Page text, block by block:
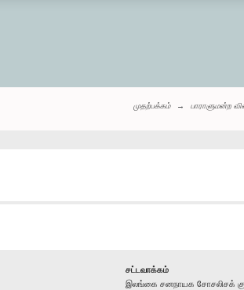
முதற்பக்கம் பாராளுமன்ற
சட்டவாக்கம்
இலங்கை சனநாயக சோசலிசக்